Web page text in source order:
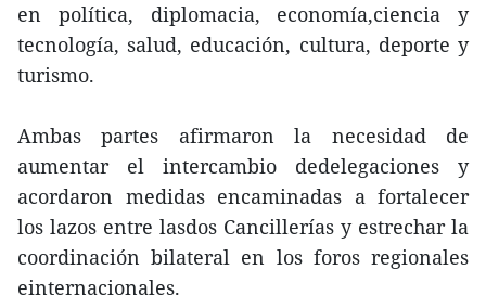
en política, diplomacia, economía,ciencia y
tecnología, salud, educación, cultura, deporte y
turismo.
Ambas partes afirmaron la necesidad de
aumentar el intercambio dedelegaciones y
acordaron medidas encaminadas a fortalecer
los lazos entre lasdos Cancillerías y estrechar la
coordinación bilateral en los foros regionales
einternacionales.